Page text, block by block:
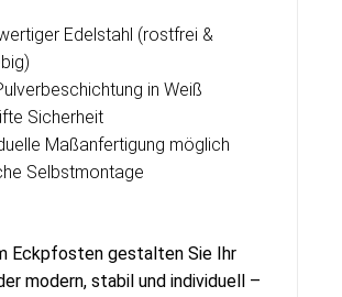
Edelstahl (rostfrei &
in Weiß
Sicherheit
Maßanfertigung möglich
Selbstmontage
Eckpfosten gestalten Sie Ihr
modern, stabil und individuell –